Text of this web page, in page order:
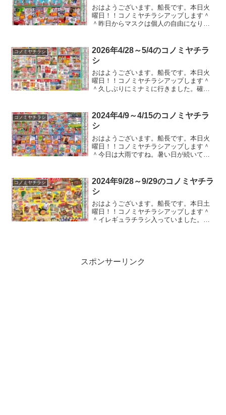
おはようございます。船長です。本日火
曜日！！コノミヤチラシアップします＾
＾昨日からマスクは個人の自由になりま
粉とか凄いんでマスク外す人はまだ少な
いのかな？って印象でした...
コノミヤチラシ
2026年4/28～5/4のコノミヤチラ
シ
おはようございます。船長です。本日火
曜日！！コノミヤチラシアップします＾
＾久しぶりにミナミに行きました。確か
た返していました。前より人多いんじゃ
ないですか？お店は外国人...
コノミヤチラシ
2024年4/9～4/15のコノミヤチラ
シ
おはようございます。船長です。本日火
曜日！！コノミヤチラシアップします＾
＾今日は大雨ですね。暑い日が続いてま
すね。。。ガストやバーミヤンのクーポ
ンのチラシが入ってたのでコ...
コノミヤチラシ
2024年9/28～9/29のコノミヤチラ
シ
おはようございます。船長です。本日土
曜日！！コノミヤチラシアップします＾
＾イレギュラチラシ入っていました。娘
スポンサーリンク